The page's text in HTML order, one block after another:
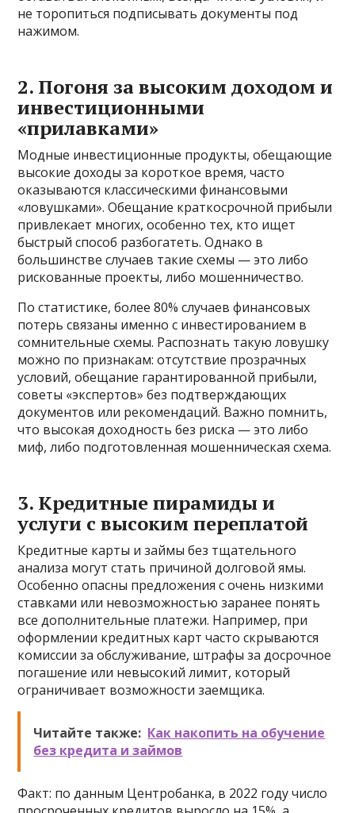
не торопиться подписывать документы под
нажимом.
2. Погоня за высоким доходом и
инвестиционными
«прилавками»
Модные инвестиционные продукты, обещающие
высокие доходы за короткое время, часто
оказываются классическими финансовыми
«ловушками». Обещание краткосрочной прибыли
привлекает многих, особенно тех, кто ищет
быстрый способ разбогатеть. Однако в
большинстве случаев такие схемы — это либо
рискованные проекты, либо мошенничество.
По статистике, более 80% случаев финансовых
потерь связаны именно с инвестированием в
сомнительные схемы. Распознать такую ловушку
можно по признакам: отсутствие прозрачных
условий, обещание гарантированной прибыли,
советы «экспертов» без подтверждающих
документов или рекомендаций. Важно помнить,
что высокая доходность без риска — это либо
миф, либо подготовленная мошенническая схема.
3. Кредитные пирамиды и
услуги с высоким переплатой
Кредитные карты и займы без тщательного
анализа могут стать причиной долговой ямы.
Особенно опасны предложения с очень низкими
ставками или невозможностью заранее понять
все дополнительные платежи. Например, при
оформлении кредитных карт часто скрываются
комиссии за обслуживание, штрафы за досрочное
погашение или невысокий лимит, который
ограничивает возможности заемщика.
Читайте также: Как накопить на обучение
без кредита и займов
Факт: по данным Центробанка, в 2022 году число